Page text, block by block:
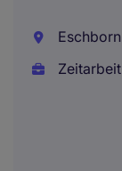
Eschborn
Zeitarbeit